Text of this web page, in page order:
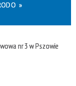
»
nr 3 w Pszowie